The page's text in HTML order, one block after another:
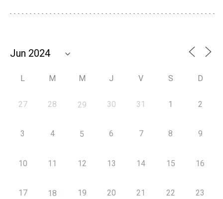
L M M J V S D
27 28 29 30 31 1 2
3 4 5 6 7 8 9
10 11 12 13 14 15 16
17 18 19 20 21 22 23